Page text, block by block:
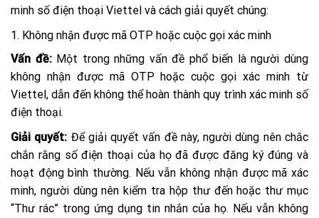
minh số điện thoại Viettel và cách giải quyết chúng:
1. Không nhận được mã OTP hoặc cuộc gọi xác minh
Vấn đề: Một trong những vấn đề phổ biến là người dùng
không nhận được mã OTP hoặc cuộc gọi xác minh từ
Viettel, dẫn đến không thể hoàn thành quy trình xác minh số
điện thoại.
Giải quyết: Để giải quyết vấn đề này, người dùng nên chắc
chắn rằng số điện thoại của họ đã được đăng ký đúng và
hoạt động bình thường. Nếu vẫn không nhận được mã xác
minh, người dùng nên kiểm tra hộp thư đến hoặc thư mục
“Thư rác” trong ứng dụng tin nhắn của họ. Nếu vẫn không